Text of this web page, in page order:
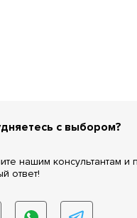
с выбором?
нашим консультантам и
ответ!